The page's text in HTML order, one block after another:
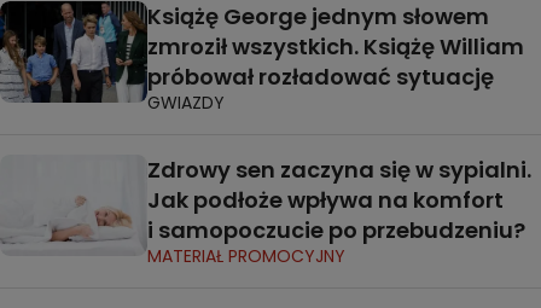
Książę George jednym słowem
zmroził wszystkich. Książę William
próbował rozładować sytuację
GWIAZDY
Zdrowy sen zaczyna się w sypialni.
Jak podłoże wpływa na komfort
i samopoczucie po przebudzeniu?
MATERIAŁ PROMOCYJNY